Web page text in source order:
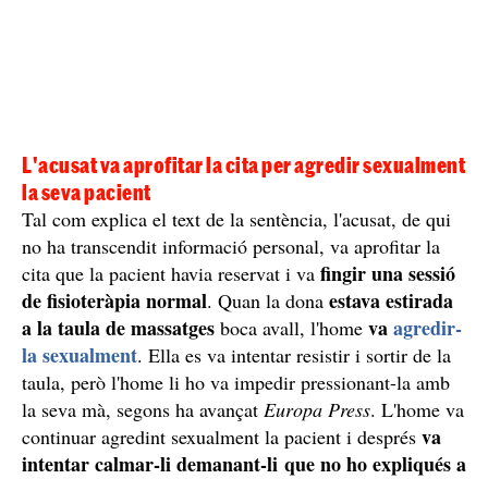
L'acusat va aprofitar la cita per agredir sexualment
la seva pacient
Tal com explica el text de la sentència, l'acusat, de qui
no ha transcendit informació personal, va aprofitar la
cita que la pacient havia reservat i va fingir una sessió
de fisioteràpia normal. Quan la dona estava estirada
a la taula de massatges boca avall, l'home vaagredir-
la sexualment. Ella es va intentar resistir i sortir de la
taula, però l'home li ho va impedir pressionant-la amb
la seva mà, segons ha avançat Europa Press. L'home va
continuar agredint sexualment la pacient i després va
intentar calmar-li demanant-li que no ho expliqués a